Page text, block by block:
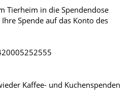
Tierheim in die Spendendose
Spende auf das Konto des
Kaffee- und Kuchenspenden